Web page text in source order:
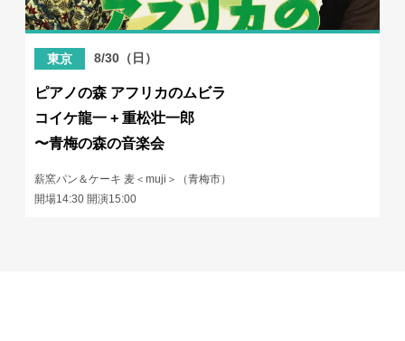
東京 8/30（日）
ピアノの森 アフリカのムビラ
コイケ龍一 + 重松壮一郎
〜青梅の森の音楽会
薪窯パン＆ケーキ 麦＜muji＞（青梅市）
開場14:30 開演15:00